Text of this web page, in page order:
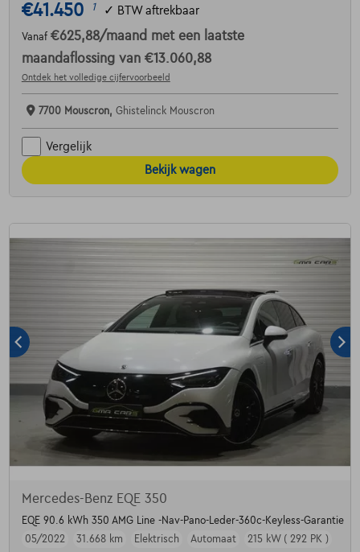
€41.450 1 ✓ BTW aftrekbaar
Vanaf €625,88/maand met een laatste
maandaflossing van €13.060,88
Ontdek het volledige cijfervoorbeeld
7700 Mouscron, Ghistelinck Mouscron
Vergelijk
Bekijk wagen
Mercedes-Benz EQE 350
EQE 90.6 kWh 350 AMG Line -Nav-Pano-Leder-360c-Keyless-Garantie
05/2022
31.668 km Elektrisch Automaat 215 kW ( 292 PK )